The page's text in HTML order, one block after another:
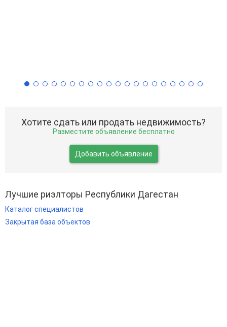
Хотите сдать или продать недвижимость?
Разместите объявление бесплатно
Добавить объявление
Лучшие риэлторы Республики Дагестан
Каталог специалистов
Закрытая база объектов